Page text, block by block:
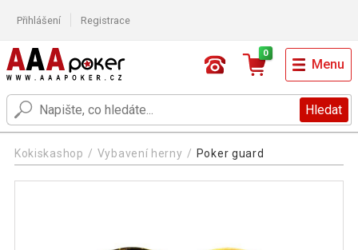
Přihlášení Registrace
Hledat
0
Menu
Kokiskashop Vybavení herny Poker guard